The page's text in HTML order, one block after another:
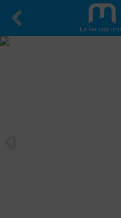
Le 1er site